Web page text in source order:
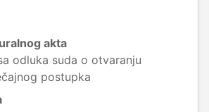
akta
odluka suda o otvaranju
postupka